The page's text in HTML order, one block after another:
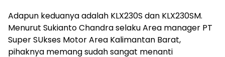
Adapun keduanya adalah KLX230S dan KLX230SM.
Menurut Sukianto Chandra selaku Area manager PT
Super SUkses Motor Area Kalimantan Barat,
pihaknya memang sudah sangat menanti